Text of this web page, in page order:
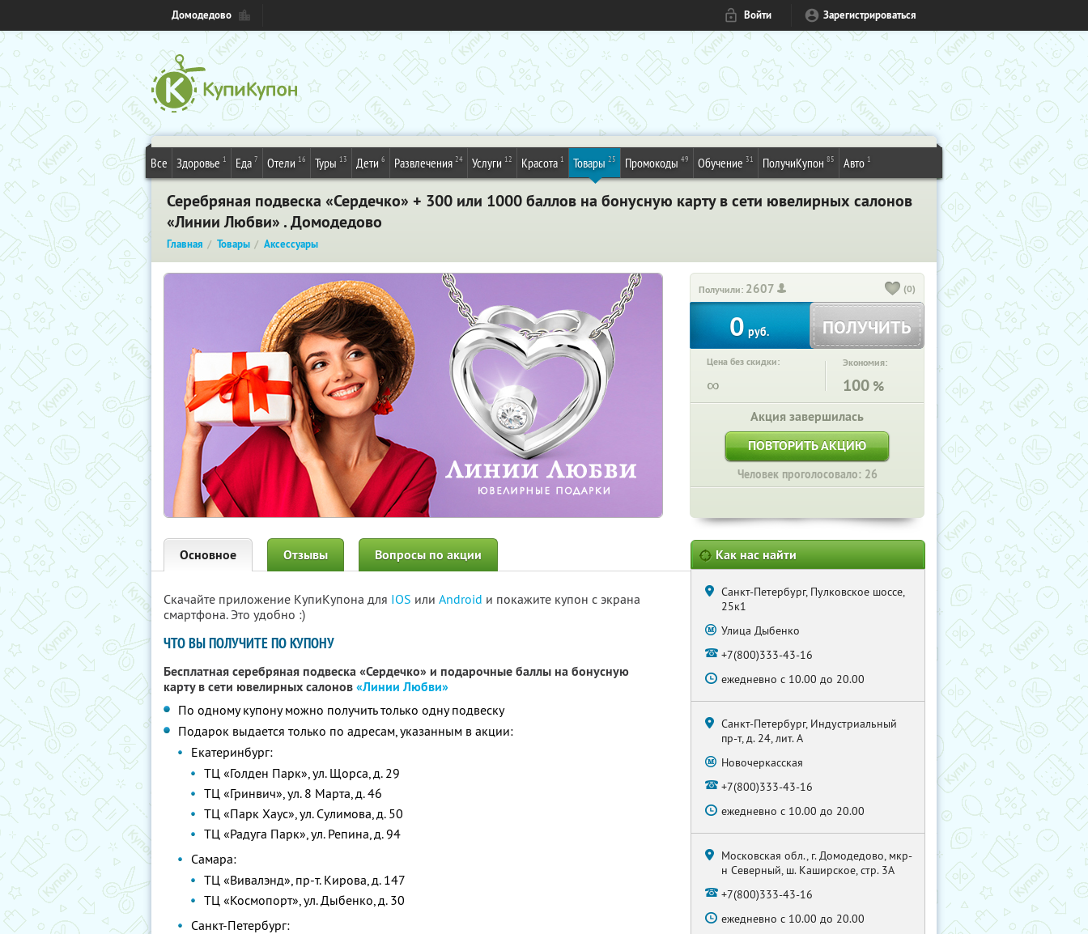
Домодедово Войти Зарегистрироваться
Все Здоровье 1 Еда 7 Отели 16 Туры 13 Дети 6 Развлечения 24 Услуги 12 Красота 1 Товары 25 Промокоды 49 Обучение 31 ПолучиКупон 85 Авто 1
Серебряная подвеска «Сердечко» + 300 или 1000 баллов на бонусную карту в сети ювелирных салонов
«Линии Любви» . Домодедово
Главная Товары Аксессуары
Получили: 2607 (0)
0 руб. ПОЛУЧИТЬ
Цена без скидки:
∞
Экономия:
100 %
Акция завершилась
ПОВТОРИТЬ АКЦИЮ
Человек проголосовало: 26
Основное Отзывы Вопросы по акции
Скачайте приложение КупиКупона для IOS или Android и покажите купон с экрана
смартфона. Это удобно :)
ЧТО ВЫ ПОЛУЧИТЕ ПО КУПОНУ
Бесплатная серебряная подвеска «Сердечко» и подарочные баллы на бонусную
карту в сети ювелирных салонов«Линии Любви»
По одному купону можно получить только одну подвеску
Подарок выдается только по адресам, указанным в акции:
Екатеринбург:
ТЦ «Голден Парк», ул. Щорса, д. 29
ТЦ «Гринвич», ул. 8 Марта, д. 46
ТЦ «Парк Хаус», ул. Сулимова, д. 50
ТЦ «Радуга Парк», ул. Репина, д. 94
Самара:
ТЦ «Вивалэнд», пр-т. Кирова, д. 147
ТЦ «Космопорт», ул. Дыбенко, д. 30
Санкт-Петербург:
Как нас найти
Санкт-Петербург, Пулковское шоссе,
25к1
Улица Дыбенко
+7(800)333-43-16
ежедневно с 10.00 до 20.00
Санкт-Петербург, Индустриальный
пр-т, д. 24, лит. А
Новочеркасская
+7(800)333-43-16
ежедневно с 10.00 до 20.00
Московская обл., г. Домодедово, мкр-
н Северный, ш. Каширское, стр. 3А
+7(800)333-43-16
ежедневно с 10.00 до 20.00